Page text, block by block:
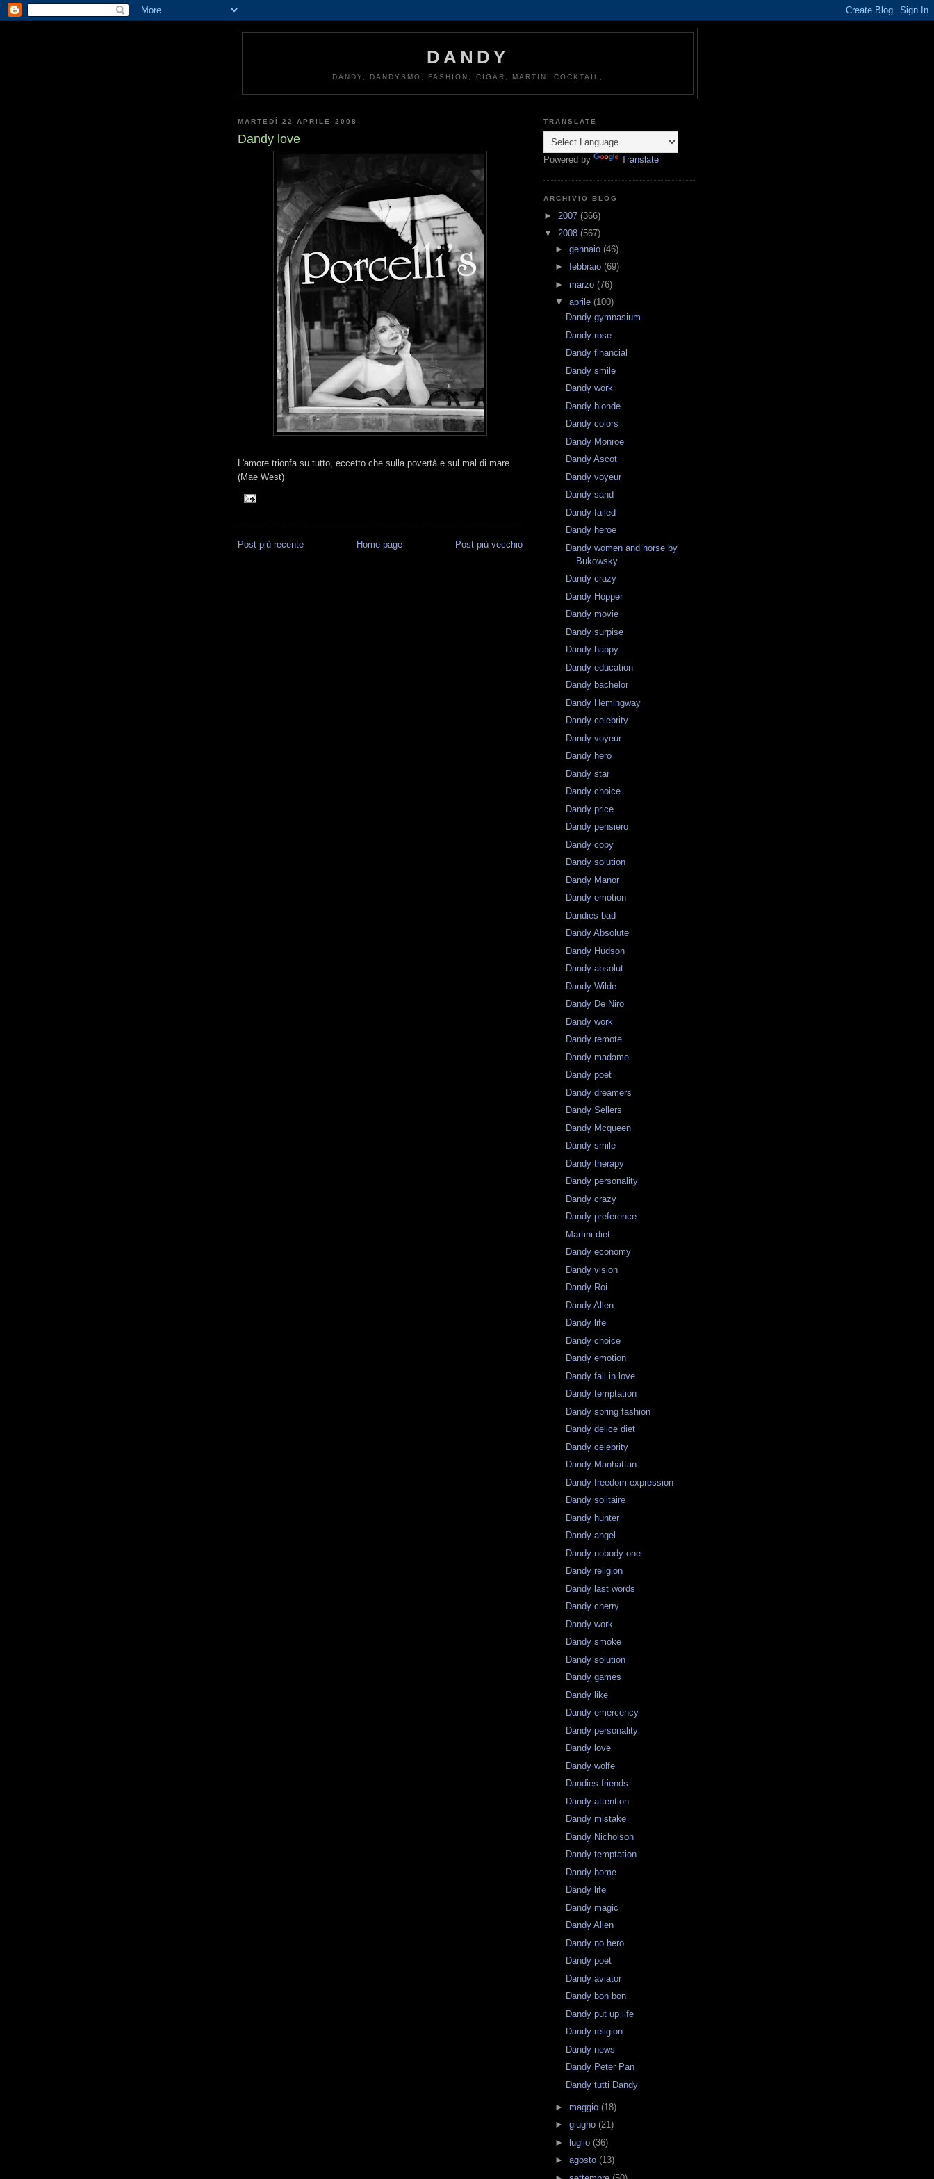
DANDY
DANDY, DANDYSMO, FASHION, CIGAR, MARTINI COCKTAIL,
MARTEDÌ 22 APRILE 2008
Dandy love
L'amore trionfa su tutto, eccetto che sulla povertà e sul mal di mare
(Mae West)
Post più recente Post più vecchio
Home page
TRANSLATE
Powered by Translate
ARCHIVIO BLOG
► 2007 (366)
▼ 2008 (567)
► gennaio (46)
► febbraio (69)
► marzo (76)
▼ aprile (100)
Dandy gymnasium
Dandy rose
Dandy financial
Dandy smile
Dandy work
Dandy blonde
Dandy colors
Dandy Monroe
Dandy Ascot
Dandy voyeur
Dandy sand
Dandy failed
Dandy heroe
Dandy women and horse by
Bukowsky
Dandy crazy
Dandy Hopper
Dandy movie
Dandy surpise
Dandy happy
Dandy education
Dandy bachelor
Dandy Hemingway
Dandy celebrity
Dandy voyeur
Dandy hero
Dandy star
Dandy choice
Dandy price
Dandy pensiero
Dandy copy
Dandy solution
Dandy Manor
Dandy emotion
Dandies bad
Dandy Absolute
Dandy Hudson
Dandy absolut
Dandy Wilde
Dandy De Niro
Dandy work
Dandy remote
Dandy madame
Dandy poet
Dandy dreamers
Dandy Sellers
Dandy Mcqueen
Dandy smile
Dandy therapy
Dandy personality
Dandy crazy
Dandy preference
Martini diet
Dandy economy
Dandy vision
Dandy Roi
Dandy Allen
Dandy life
Dandy choice
Dandy emotion
Dandy fall in love
Dandy temptation
Dandy spring fashion
Dandy delice diet
Dandy celebrity
Dandy Manhattan
Dandy freedom expression
Dandy solitaire
Dandy hunter
Dandy angel
Dandy nobody one
Dandy religion
Dandy last words
Dandy cherry
Dandy work
Dandy smoke
Dandy solution
Dandy games
Dandy like
Dandy emercency
Dandy personality
Dandy love
Dandy wolfe
Dandies friends
Dandy attention
Dandy mistake
Dandy Nicholson
Dandy temptation
Dandy home
Dandy life
Dandy magic
Dandy Allen
Dandy no hero
Dandy poet
Dandy aviator
Dandy bon bon
Dandy put up life
Dandy religion
Dandy news
Dandy Peter Pan
Dandy tutti Dandy
► maggio (18)
► giugno (21)
►
luglio (36)
► agosto (13)